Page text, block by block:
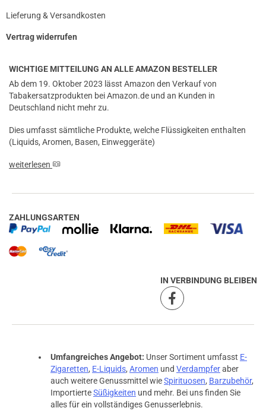
Lieferung & Versandkosten
Vertrag widerrufen
WICHTIGE MITTEILUNG AN ALLE AMAZON BESTELLER
Ab dem 19. Oktober 2023 lässt Amazon den Verkauf von
Tabakersatzprodukten bei Amazon.de und an Kunden in
Deutschland nicht mehr zu.
Dies umfasst sämtliche Produkte, welche Flüssigkeiten enthalten
(Liquids, Aromen, Basen, Einweggeräte)
weiterlesen
ZAHLUNGSARTEN
IN VERBINDUNG BLEIBEN
Umfangreiches Angebot: Unser Sortiment umfasst E-
Zigaretten, E-Liquids, Aromen und Verdampferaber
auch weitere Genussmittel wieSpirituosen, Barzubehör,
ImportierteSüßigkeiten und mehr. Bei uns finden Sie
alles für ein vollständiges Genusserlebnis.